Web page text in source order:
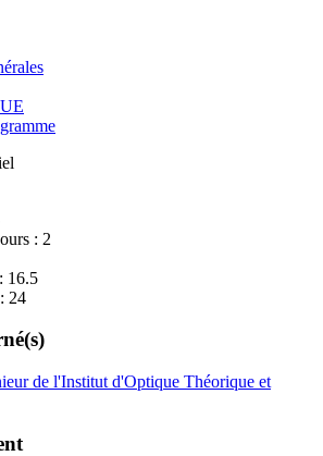
: 2
16.5
24
de l'Institut d'Optique Théorique et